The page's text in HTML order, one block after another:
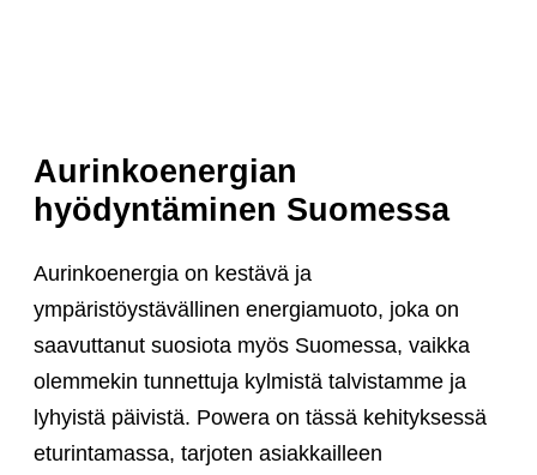
Aurinkoenergian
hyödyntäminen Suomessa
Aurinkoenergia on kestävä ja
ympäristöystävällinen energiamuoto, joka on
saavuttanut suosiota myös Suomessa, vaikka
olemmekin tunnettuja kylmistä talvistamme ja
lyhyistä päivistä. Powera on tässä kehityksessä
eturintamassa, tarjoten asiakkailleen